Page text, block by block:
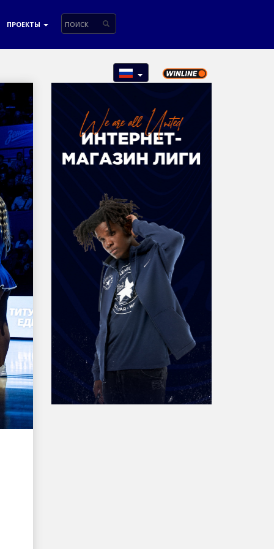
ПРОЕКТЫ